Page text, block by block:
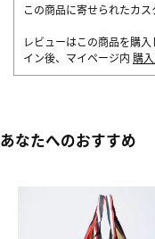
この商品に寄せられたカス
レビューはこの商品を購
イン後、マイページ内 購
あなたへのおすすめ